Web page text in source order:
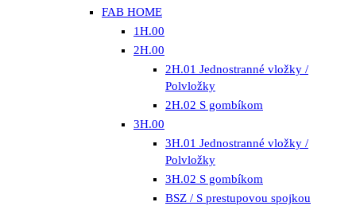
FAB HOME
1H.00
2H.00
2H.01 Jednostranné vložky /
Polvložky
2H.02 S gombíkom
3H.00
3H.01 Jednostranné vložky /
Polvložky
3H.02 S gombíkom
BSZ / S prestupovou spojkou